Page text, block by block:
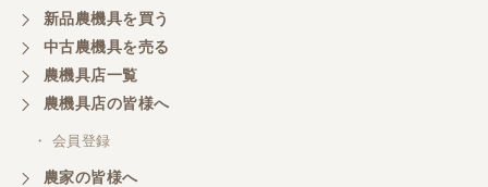
新品農機具を買う
中古農機具を売る
農機具店一覧
農機具店の皆様へ
・ 会員登録
農家の皆様へ